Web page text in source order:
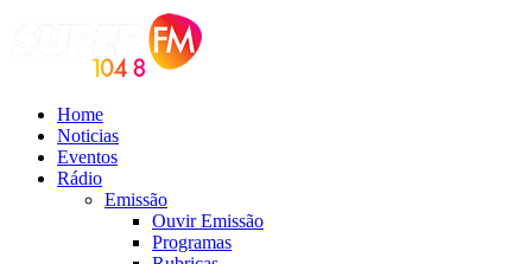
Home
Noticias
Eventos
Rádio
Emissão
Ouvir Emissão
Programas